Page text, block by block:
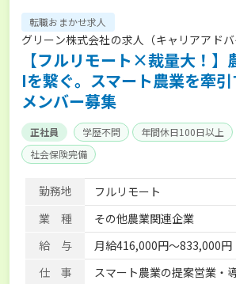
転職おまかせ求人
グリーン株式会社の求人（キャリアアドバ
【フルリモート×裁量大！】
Iを繋ぐ。スマート農業を牽
メンバー募集
正社員 学歴不問 年間休日100日以上
社会保険完備
勤務地
フルリモート
業 種
その他農業関連企業
給 与
月給416,000円～833,000円
仕 事
スマート農業の提案営業・